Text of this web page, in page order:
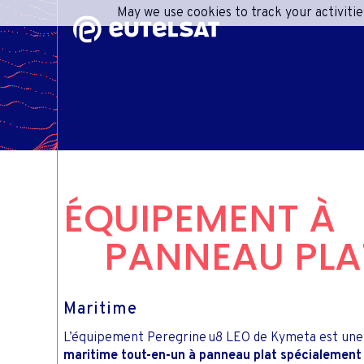
Contenu
Menu
Pied de page
ÉQUIPEMENT À
PANNEAU
Maritime
L’équipement Peregrine u8 LEO de Kymeta est une
maritime tout-en-un à panneau plat spécialement
May we use cookies to track your